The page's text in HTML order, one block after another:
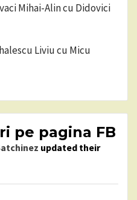
Mihai-Alin cu Didovici
Liviu cu Micu
pe pagina FB
updated their